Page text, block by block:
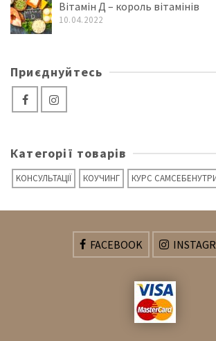
Вітамін Д – король вітамінів
10.04.2022
Приєднуйтесь
Категорії товарів
KОНСУЛЬТАЦІЇ КОУЧИНГ КУРС
FACEBOOK